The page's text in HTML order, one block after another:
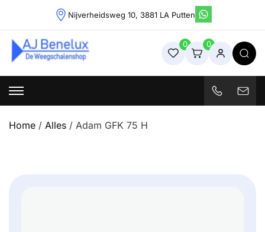
content
Nijverheidsweg 10, 3881 LA Putten
Weegschalenshop | Precisieweegschalen & Industriële
Weegoplossingen
0 0
Home / Alles / Adam GFK 75 H